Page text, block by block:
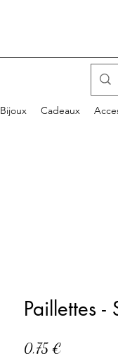
Bijoux Cadeaux
Paillettes -
0,75 €